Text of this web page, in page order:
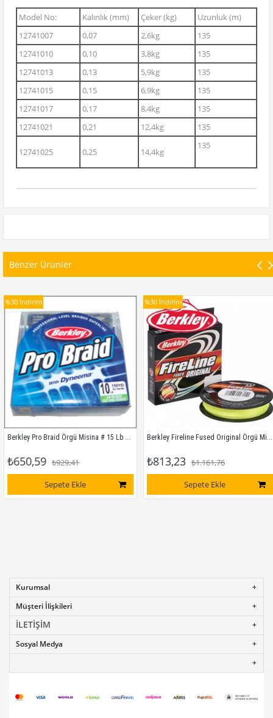
Model No: Kalınlık (mm) Çeker (kg)
Uzunluk (m)
12741007
0,07 2,6kg
135
12741010
0,10 3,8kg
135
12741013
0,13 5,9kg
135
12741015
0,15 6,9kg
135
12741017
0,17 8,4kg
135
12741021
0,21 12,4kg 135
12741025 0,25 14,4kg
135
Benzer Ürünler
Berkley Pro Braid Örgü Misina # 15 Lb 135 M
₺650,59
₺929,41
Sepete Ekle
%30 İndirim
Berkley Fireline Fused Original Örgü Misina # 0,20 Mm  110Mt Sarı
₺813,23
₺1.161,76
Sepete Ekle
%30 İndirim
Kurumsal
Müşteri İlişkileri
İLETİŞİM
Sosyal Medya